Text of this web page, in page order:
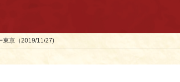
東京（2019/11/27)